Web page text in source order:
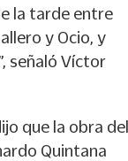
la tarde entre
y Ocio, y
señaló Víctor
que la obra del
Quintana